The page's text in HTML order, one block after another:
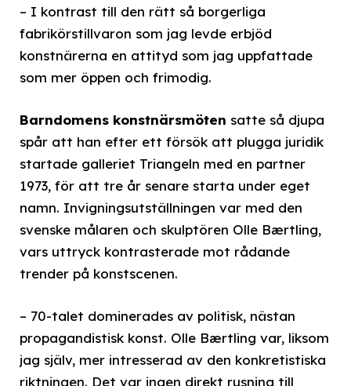
– I kontrast till den rätt så borgerliga
fabrikörstillvaron som jag levde erbjöd
konstnärerna en attityd som jag uppfattade
som mer öppen och frimodig.
Barndomens konstnärsmöten satte så djupa
spår att han efter ett försök att plugga juridik
startade galleriet Triangeln med en partner
1973, för att tre år senare starta under eget
namn. Invigningsutställningen var med den
svenske målaren och skulptören Olle Bærtling,
vars uttryck kontrasterade mot rådande
trender på konstscenen.
– 70-talet dominerades av politisk, nästan
propagandistisk konst. Olle Bærtling var, liksom
jag själv, mer intresserad av den konkretistiska
riktningen. Det var ingen direkt rusning till